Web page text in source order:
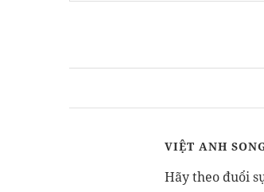
VIỆT ANH
Hãy theo đuổi